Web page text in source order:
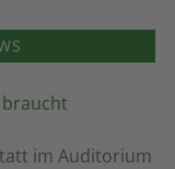
im Auditorium